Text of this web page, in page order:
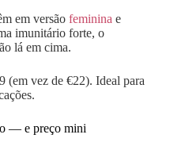
em versão feminina e
imunitário forte, o
lá em cima.
(em vez de €22). Ideal para
— e preço mini